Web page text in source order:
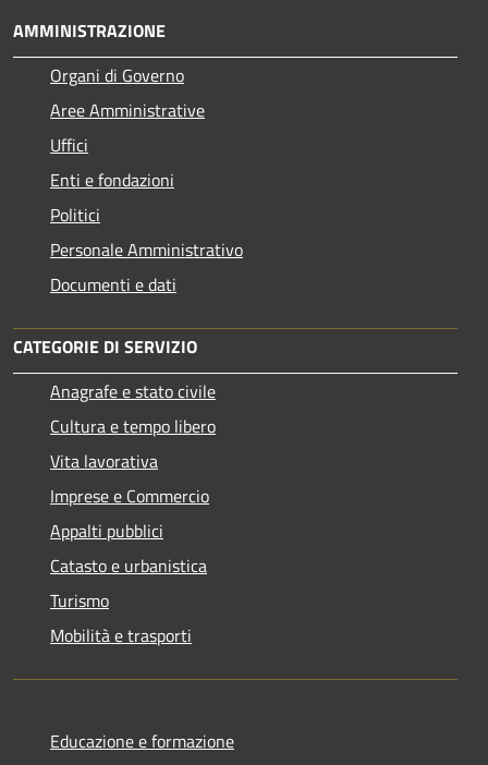
AMMINISTRAZIONE
Organi di Governo
Aree Amministrative
Uffici
Enti e fondazioni
Politici
Personale Amministrativo
Documenti e dati
CATEGORIE DI SERVIZIO
Anagrafe e stato civile
Cultura e tempo libero
Vita lavorativa
Imprese e Commercio
Appalti pubblici
Catasto e urbanistica
Turismo
Mobilità e trasporti
Educazione e formazione